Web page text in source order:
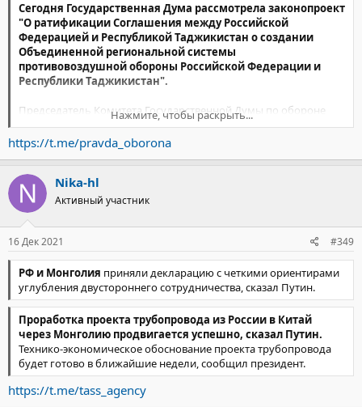
Сегодня Государственная Дума рассмотрела законопроект
"О ратификации Соглашения между Российской
Федерацией и Республикой Таджикистан о создании
Объединенной региональной системы
противовоздушной обороны Российской Федерации и
Республики Таджикистан".
Председатель Комитета Государственной Думы по обороне
Андрей Картаполов:
«Законопроектом предлагается ратифицировать Соглашение
создании Объединенной региональной системы
противовоздушной обороны Российской Федерации и
Республики Таджикистан, которая является составной частью
объединенной системы противовоздушной обороны
государств - участников Содружества Независимых Государств.
Объединенную региональную систему противовоздушной
обороны Российской Федерации и Республики Таджикистан в
целях повышения эффективности решения задач
противовоздушной обороны в регионе.
Ратификация Соглашения в полной мере отвечает интересам
Российской Федерации, его реализация положительно
скажется на обеспечении военной безопасности».
Нажмите, чтобы раскрыть...
https://t.me/pravda_oborona
Nika-hl
Активный участник
16 Дек 2021 #349
РФ и Монголия приняли декларацию с четкими ориентирами
углубления двустороннего сотрудничества, сказал Путин.
Проработка проекта трубопровода из России в Китай
через Монголию продвигается успешно, сказал Путин.
Технико-экономическое обоснование проекта трубопровода
будет готово в ближайшие недели, сообщил президент.
https://t.me/tass_agency